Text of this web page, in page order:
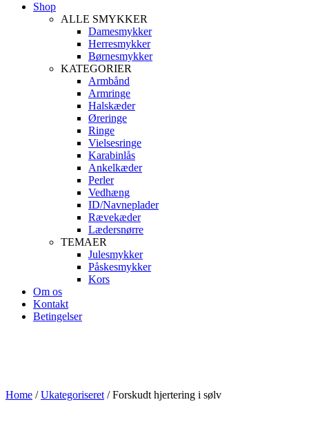
Shop
ALLE SMYKKER
Damesmykker
Herresmykker
Børnesmykker
KATEGORIER
Armbånd
Armringe
Halskæder
Øreringe
Ringe
Vielsesringe
Karabinlås
Ankelkæder
Perler
Vedhæng
ID/Navneplader
Rævekæder
Lædersnørre
TEMAER
Julesmykker
Påskesmykker
Kors
Om os
Kontakt
Betingelser
Home /Ukategoriseret / Forskudt hjertering i sølv